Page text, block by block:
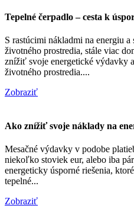
Tepelné čerpadlo – cesta k
S rastúcimi nákladmi na energiu
životného prostredia, stále viac
znížiť svoje energetické výdavky
životného prostredia....
Zobraziť
Ako znížiť svoje náklady na
Mesačné výdavky v podobe
niekoľko stoviek eur, alebo iba
energeticky úsporné riešenia,
tepelné...
Zobraziť